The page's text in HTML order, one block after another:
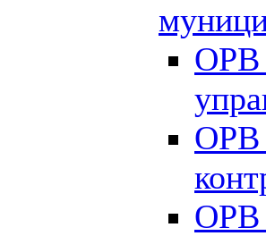
ОРВ
ОРВ
ОРВ